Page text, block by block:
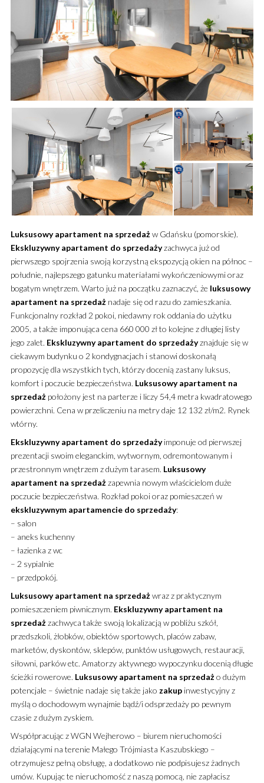
Luksusowy apartament na sprzedażw Gdańsku (pomorskie).
Ekskluzywny apartament do sprzedażyzachwyca już od
pierwszego spojrzenia swoją korzystną ekspozycją okien na północ –
południe, najlepszego gatunku materiałami wykończeniowymi oraz
bogatym wnętrzem. Warto już na początku zaznaczyć, że luksusowy
apartament na sprzedażnadaje się od razu do zamieszkania.
Funkcjonalny rozkład 2 pokoi, niedawny rok oddania do użytku
2005, a także imponująca cena 660 000 zł to kolejne z długiej listy
jego zalet. Ekskluzywny apartament do sprzedażyznajduje się w
ciekawym budynku o 2 kondygnacjach i stanowi doskonałą
propozycję dla wszystkich tych, którzy docenią zastany luksus,
komfort i poczucie bezpieczeństwa. Luksusowy apartament na
sprzedażpołożony jest na parterze i liczy 54,4 metra kwadratowego
powierzchni. Cena w przeliczeniu na metry daje 12 132 zł/m2. Rynek
wtórny.
Ekskluzywny apartament do sprzedażyimponuje od pierwszej
prezentacji swoim eleganckim, wytwornym, odremontowanym i
przestronnym wnętrzem z dużym tarasem. Luksusowy
apartament na sprzedażzapewnia nowym właścicielom duże
poczucie bezpieczeństwa. Rozkład pokoi oraz pomieszczeń w
ekskluzywnym apartamencie do sprzedaży:
– salon
– aneks kuchenny
– łazienka z wc
– 2 sypialnie
– przedpokój.
Luksusowy apartament na sprzedażwraz z praktycznym
pomieszczeniem piwnicznym. Ekskluzywny apartament na
sprzedażzachwyca także swoją lokalizacją w pobliżu szkół,
przedszkoli, żłobków, obiektów sportowych, placów zabaw,
marketów, dyskontów, sklepów, punktów usługowych, restauracji,
siłowni, parków etc. Amatorzy aktywnego wypoczynku docenią długie
ścieżki rowerowe. Luksusowy apartament na sprzedażo dużym
potencjale – świetnie nadaje się także jako zakupinwestycyjny z
myślą o dochodowym wynajmie bądź/i odsprzedaży po pewnym
czasie z dużym zyskiem.
Współpracując z WGN Wejherowo – biurem nieruchomości
działającymi na terenie Małego Trójmiasta Kaszubskiego –
otrzymujesz pełną obsługę, a dodatkowo nie podpisujesz żadnych
umów. Kupując te nieruchomość z naszą pomocą, nie zapłacisz